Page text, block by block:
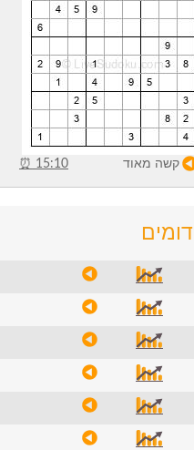
קשה מאוד 15:10
⏰
דומים